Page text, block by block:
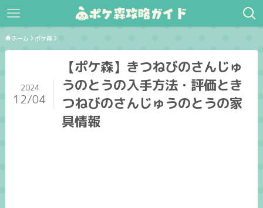
ホーム ポケ森
【ポケ森】きつねびのさんじゅ
うのとうの入手方法・評価とき
つねびのさんじゅうのとうの家
具情報
2024
12/04